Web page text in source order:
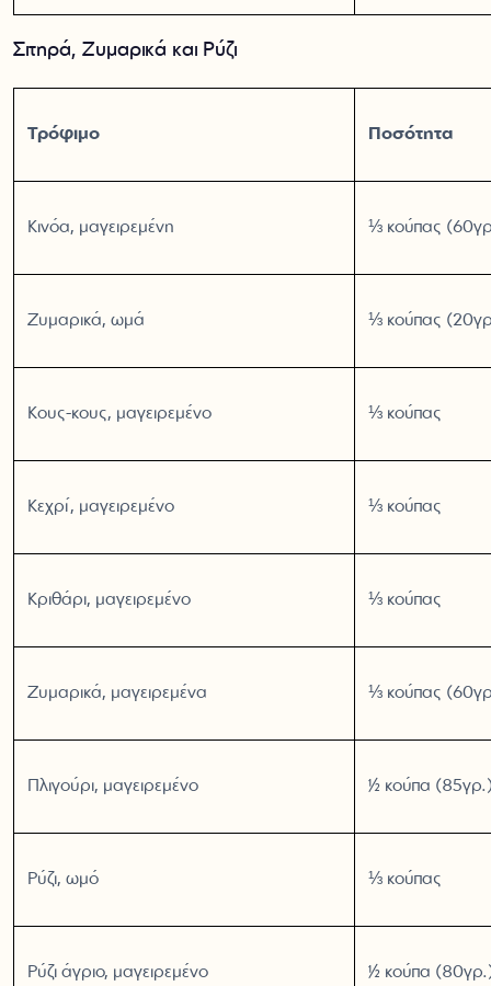
Σιτηρά, Ζυμαρικά και Ρύζι
Τρόφιμο Ποσότητα
Κινόα, μαγειρεμένη ⅓ κούπας
Ζυμαρικά, ωμά ⅓ κούπας
Κους-κους, μαγειρεμένο ⅓ κούπας
Κεχρί, μαγειρεμένο ⅓ κούπας
Κριθάρι, μαγειρεμένο ⅓ κούπας
Ζυμαρικά, μαγειρεμένα ⅓ κούπας
Πλιγούρι, μαγειρεμένο ½ κούπα
Ρύζι, ωμό ⅓ κούπας
Ρύζι άγριο, μαγειρεμένο ½ κούπα